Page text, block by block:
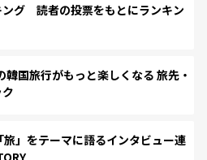
ング 読者の投票をもとにランキン
国旅行がもっと楽しくなる 旅先・
」をテーマに語るインタビュー連